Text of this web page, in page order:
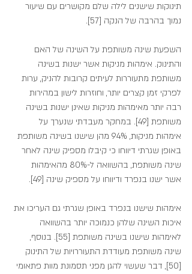
תינוקות שישנים לילה שלם מקושרים עם שיעור
נמוך בהרבה של הנקה [57].
השפעת שינה משותפת על השינה של האם
והתינוק. אימהות מניקות אשר ישנות בשינה
משותפת מתעוררות לעיתים קרובות להניק, ערות
לפרקי זמן קצרים יותר, וחוזרות לישון במהירות
רבה יותר מאימהות מניקות שאינן ישנות בשינה
משותפת [49]. במחקר מעבדתי שנערך על
אימהות מניקות, 94% מהן שישנו בשינה משותפת
באופן שגרתי דיווחו כי קיבלו מספיק שינה לאחר
שינה משותפת, בהשוואה ל-80% מהאימהות
אשר ישנו בנפרד ודיווחו על מספיק שינה [49].
אימהות שישנו בנפרד באופן שגרתי גם העריכו את
איכות השינה שלהן כנמוכה יותר בהשוואה
לאימהות שישנו בשינה משותפת [55]. בנוסף,
שינה משותפת מעודדת התעוררויות של התינוק
[50], דבר שעשוי להגן מפני תסמונת מוות פתאומי